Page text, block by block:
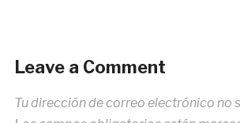
Leave a Comment
Tu dirección de correo electrónico no